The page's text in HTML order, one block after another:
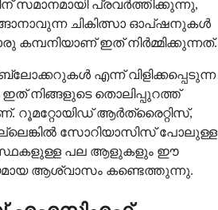
സമാനമായി പ്രവർത്തിക്കുന്നു,
ചികിത്സാ ഓപ്ഷനുകൾ
കമ്പനിയാണ് ഇത് നിർമ്മിക്കുന്നത്.
എന്ന് വിളിക്കപ്പെടുന്ന
നിങ്ങളുടെ തൊലിപ്പുറത്ത്
റൂമറ്റോയിഡ് ആർത്രൈറ്റിസ്,
സോറിയാസിസ് പോലുള്ള
പല ആളുകളും ഈ
ആശ്വാസം കണ്ടെത്തുന്നു.